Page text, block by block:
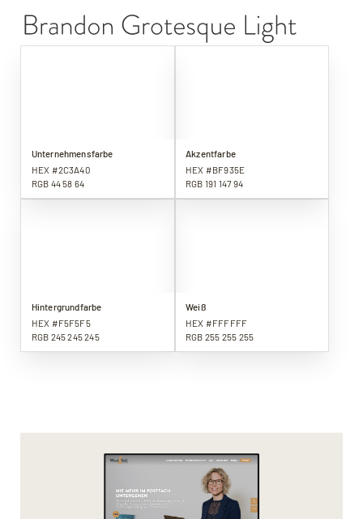
Unternehmensfarbe
HEX #2C3A40
RGB 44 58 64
Akzentfarbe
HEX #BF935E
RGB 191 147 94
Hintergrundfarbe
HEX #F5F5F5
RGB 245 245 245
Weiß
HEX #FFFFFF
RGB 255 255 255